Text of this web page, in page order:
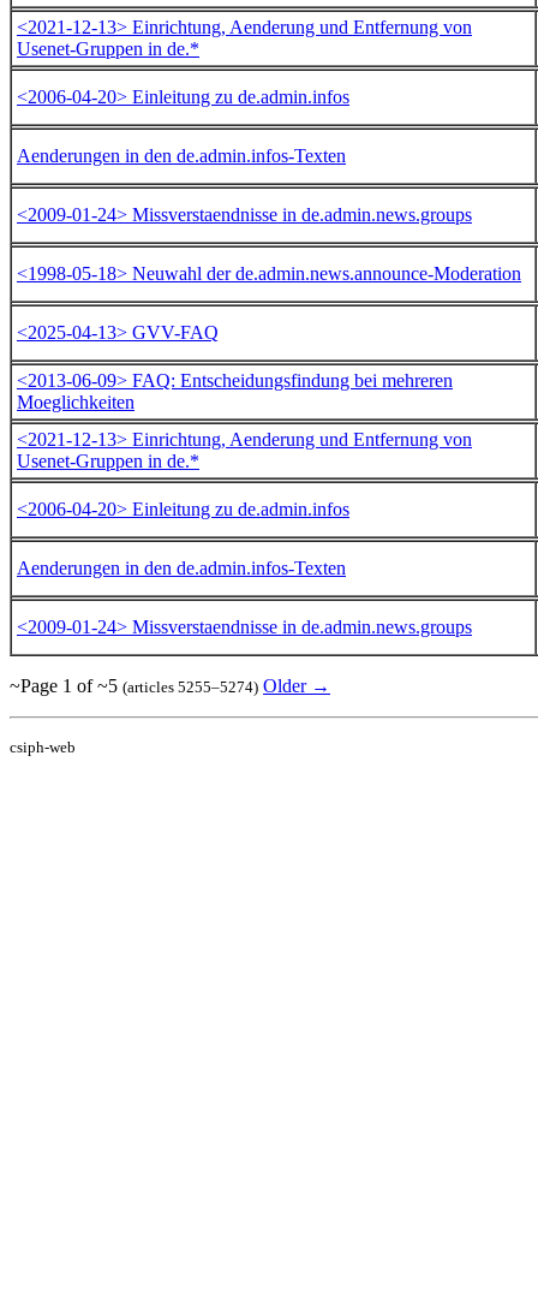
<2021-12-13> Einrichtung, Aenderung und Entfernung von
Usenet-Gruppen in de.*
<2006-04-20> Einleitung zu de.admin.infos
Aenderungen in den de.admin.infos-Texten
<2009-01-24> Missverstaendnisse in de.admin.news.groups
<1998-05-18> Neuwahl der de.admin.news.announce-Moderation
<2025-04-13> GVV-FAQ
<2013-06-09> FAQ: Entscheidungsfindung bei mehreren
Moeglichkeiten
<2021-12-13> Einrichtung, Aenderung und Entfernung von
Usenet-Gruppen in de.*
<2006-04-20> Einleitung zu de.admin.infos
Aenderungen in den de.admin.infos-Texten
<2009-01-24> Missverstaendnisse in de.admin.news.groups
~Page 1 of ~5 (articles 5255–5274) Older →
csiph-web